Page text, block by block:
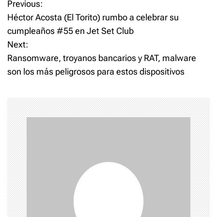
P
o
s
t
a
v
i
g
a
Previous:
Héctor Acosta (El Torito) rumbo a celebrar su
cumpleaños #55 en Jet Set Club
Next:
Ransomware, troyanos bancarios y RAT, malware
son los más peligrosos para estos dispositivos